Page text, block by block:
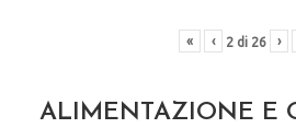
« ‹ 2di 26 ›
ALIMENTAZIONE E